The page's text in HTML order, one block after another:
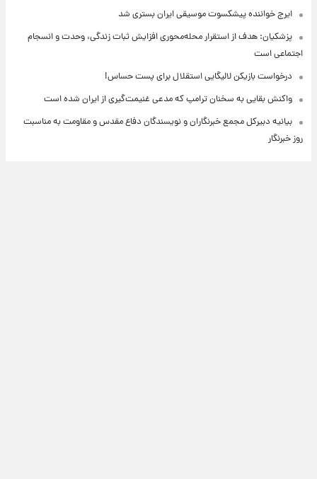
ایرج خواننده پیشکسوت موسیقی ایران بستری شد
پزشکیان: هدف از استقرار محله‌محوری افزایش ثبات زندگی، وحدت و انسجام
اجتماعی است
درخواست بازیکن لالیگایی استقلال برای پست حساس!
واکنش بقایی به سخنان ترامپ که مدعی غنیمت‌گیری از ایران شده است
بیانیه دبیرکل مجمع خبرنگاران و نویسندگان دفاع مقدس و مقاومت به مناسبت
روز خبرنگار